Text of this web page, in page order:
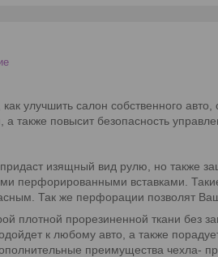
улучшить салон собственного
также повысит безопасность
изящный вид рулю, но также
перфорированными вставками.
Так же перфорации позволят
плотной прорезиненной ткани без
к любому авто, а также
преимущества чехла-